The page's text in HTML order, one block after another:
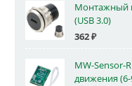
Монтажный
(USB 3.0)
362₽
MW-Sensor-
движения